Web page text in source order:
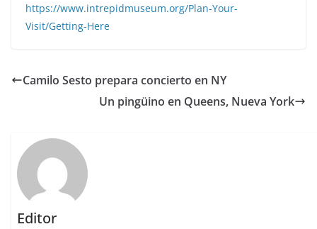
https://www.intrepidmuseum.org/Plan-Your-
Visit/Getting-Here
Camilo Sesto prepara concierto en NY
Un pingüino en Queens, Nueva York
Editor